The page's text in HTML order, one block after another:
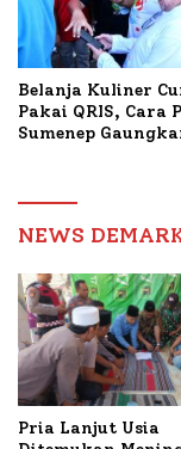
Belanja Kuliner
Pakai QRIS, Cara
Sumenep
NEWS
Pria Lanjut Usia